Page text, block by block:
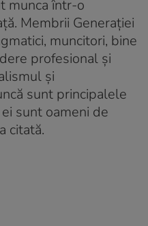
munca într-o
Membrii Generației
muncitori, bine
profesional și
și
sunt principalele
sunt oameni de
citată.